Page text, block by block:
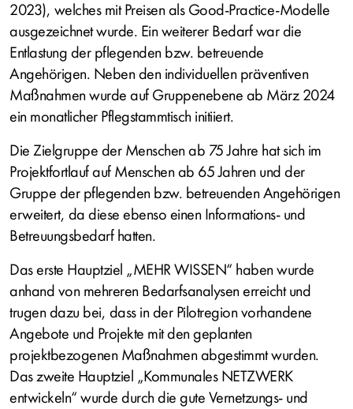
2023), welches mit Preisen als Good-Practice-Modelle
ausgezeichnet wurde. Ein weiterer Bedarf war die
Entlastung der pflegenden bzw. betreuende
Angehörigen. Neben den individuellen präventiven
Maßnahmen wurde auf Gruppenebene ab März 2024
ein monatlicher Pflegstammtisch initiiert.
Die Zielgruppe der Menschen ab 75 Jahre hat sich im
Projektfortlauf auf Menschen ab 65 Jahren und der
Gruppe der pflegenden bzw. betreuenden Angehörigen
erweitert, da diese ebenso einen Informations- und
Betreuungsbedarf hatten.
Das erste Hauptziel „MEHR WISSEN“ haben wurde
anhand von mehreren Bedarfsanalysen erreicht und
trugen dazu bei, dass in der Pilotregion vorhandene
Angebote und Projekte mit den geplanten
projektbezogenen Maßnahmen abgestimmt wurden.
Das zweite Hauptziel „Kommunales NETZWERK
entwickeln“ wurde durch die gute Vernetzungs- und